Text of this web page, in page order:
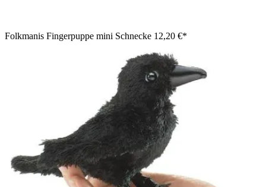
Folkmanis Fingerpuppe mini Schnecke 12,20 €*